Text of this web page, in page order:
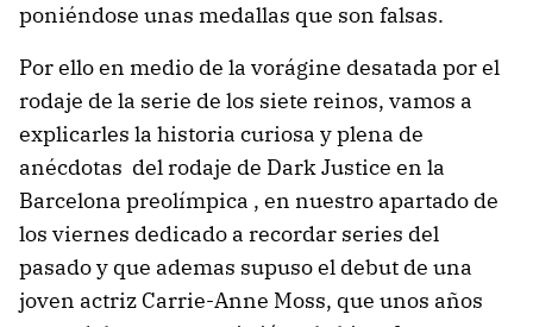
poniéndose unas medallas que son falsas.
Por ello en medio de la vorágine desatada por el
rodaje de la serie de los siete reinos, vamos a
explicarles la historia curiosa y plena de
anécdotas del rodaje de Dark Justice en la
Barcelona preolímpica , en nuestro apartado de
los viernes dedicado a recordar series del
pasado y que ademas supuso el debut de una
joven actriz Carrie-Anne Moss, que unos años